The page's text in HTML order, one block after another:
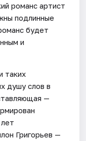
романс артист
подлинные
будет
и
таких
душу слов в
—
Григорьев —